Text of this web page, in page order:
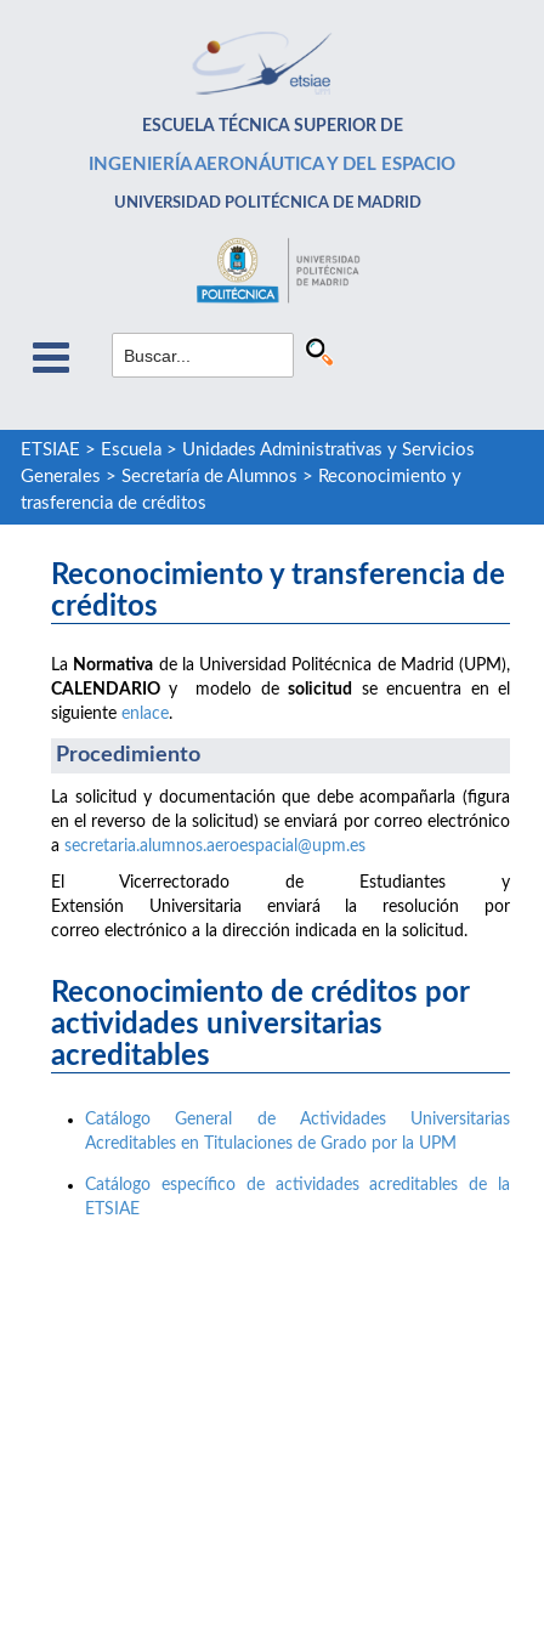
ESCUELA TÉCNICA SUPERIOR DE
INGENIERÍA AERONÁUTICA Y DEL ESPACIO
UNIVERSIDAD POLITÉCNICA DE MADRID
ETSIAE > Escuela> Unidades Administrativas y Servicios
Generales > Secretaría de Alumnos > Reconocimiento y
trasferencia de créditos
Reconocimiento y transferencia de
créditos
La Normativa de la Universidad Politécnica de Madrid (UPM),
CALENDARIO y modelo desolicitud
se encuentra en el
siguiente enlace.
Procedimiento
La solicitud y documentación que debe acompañarla (figura
en el reverso de la solicitud) se enviará por correo electrónico
a secretaria.alumnos.aeroespacial@upm.es
El Vicerrectorado de Estudiantes y
Extensión Universitaria enviará la resolución por
correo electrónico a la dirección indicada en la solicitud.
Reconocimiento de créditos por
actividades universitarias
acreditables
Catálogo General de Actividades Universitarias
Acreditables en Titulaciones de Grado por la UPM
Catálogo específico de actividades acreditables de la
ETSIAE